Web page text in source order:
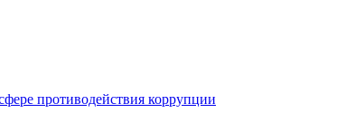
противодействия коррупции